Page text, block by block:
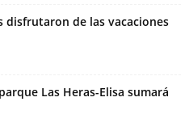
disfrutaron de las vacaciones
Las Heras-Elisa sumará